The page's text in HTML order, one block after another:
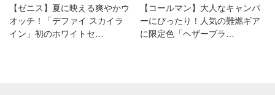
【ゼニス】夏に映える爽やかウ
オッチ！「デファイ スカイラ
イン」初のホワイトセ…
【コールマン】大人なキャンパ
ーにぴったり！人気の難燃ギア
に限定色「ヘザーブラ…